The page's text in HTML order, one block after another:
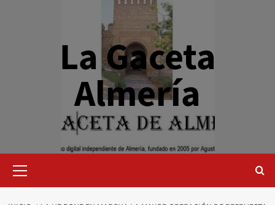
La Gaceta
Almería
primario